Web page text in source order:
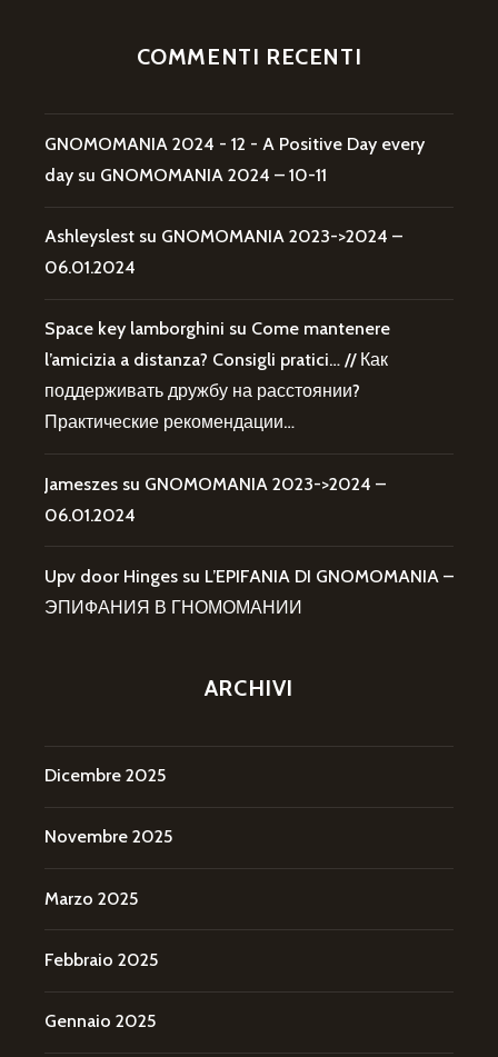
COMMENTI RECENTI
GNOMOMANIA 2024 - 12 - A Positive Day every
day su GNOMOMANIA 2024 – 10-11
Ashleyslest su GNOMOMANIA 2023->2024 –
06.01.2024
Space key lamborghini su Come mantenere
l’amicizia a distanza? Consigli pratici… // Как
поддерживать дружбу на расстоянии?
Практические рекомендации…
Jameszes su GNOMOMANIA 2023->2024 –
06.01.2024
Upv door Hinges su L’EPIFANIA DI GNOMOMANIA –
ЭПИФАНИЯ В ГНОМОМАНИИ
ARCHIVI
Dicembre 2025
Novembre 2025
Marzo 2025
Febbraio 2025
Gennaio 2025